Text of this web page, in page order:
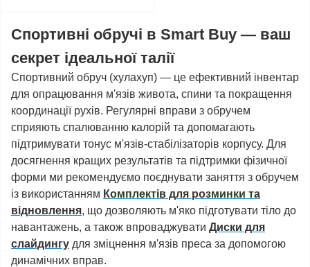
Спортивні обручі в Smart Buy — ваш
секрет ідеальної талії
Спортивний обруч (хулахуп) — це ефективний інвентар
для опрацювання м'язів живота, спини та покращення
координації рухів. Регулярні вправи з обручем
сприяють спалюванню калорій та допомагають
підтримувати тонус м'язів-стабілізаторів корпусу. Для
досягнення кращих результатів та підтримки фізичної
форми ми рекомендуємо поєднувати заняття з обручем
із використанням Комплектів для розминки та
відновлення, що дозволяють м'яко підготувати тіло до
навантажень, а також впроваджувати Диски для
слайдингу для зміцнення м'язів преса за допомогою
динамічних вправ.